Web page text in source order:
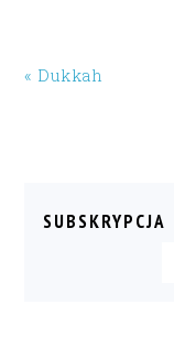
« Dukkah
SUBSKRYPCJA